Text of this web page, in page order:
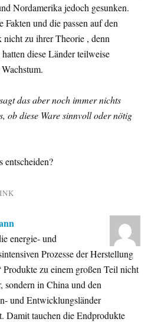
Nordamerika jedoch gesunken.
Fakten und die passen auf den
nicht zu ihrer Theorie , denn
diese Länder teilweise
das aber noch immer nichts
ob diese Ware sinnvoll oder nötig
entscheiden?
energie- und
Prozesse der Herstellung
Produkte zu einem großen Teil nicht
sondern in China und den
und Entwicklungsländer
Damit tauchen die Endprodukte